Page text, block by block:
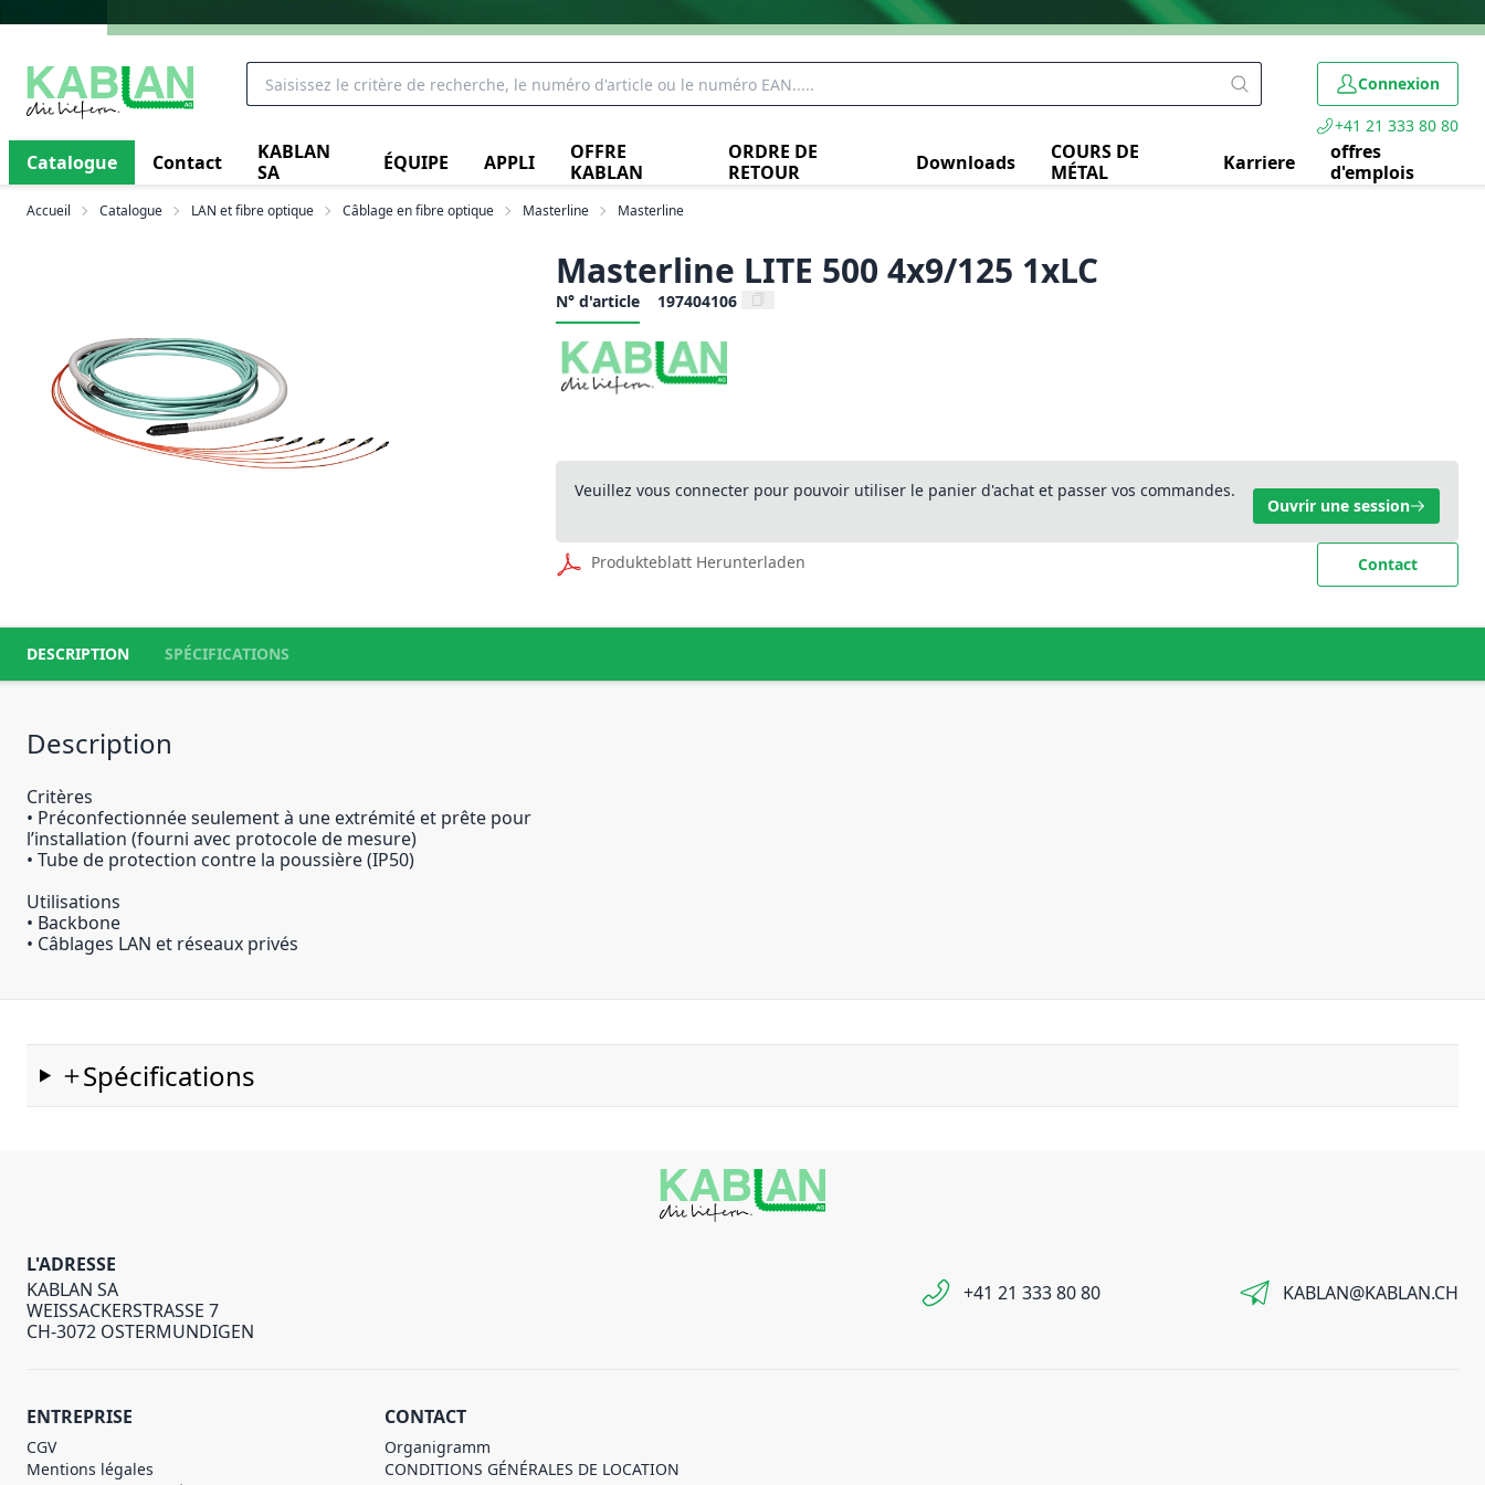
Connexion
+41 21 333 80 80
Catalogue Contact
KABLAN
SA
ÉQUIPE APPLI
OFFRE
KABLAN
ORDRE DE
RETOUR
Downloads
COURS DE
MÉTAL
Karriere
offres
d'emplois
Accueil Catalogue LAN et fibre optique Câblage en fibre optique Masterline Masterline
Masterline LITE 500 4x9/125 1xLC
N° d'article 197404106
Veuillez vous connecter pour pouvoir utiliser le panier d'achat et passer vos commandes.
Ouvrir une session
Produkteblatt Herunterladen Contact
DESCRIPTION SPÉCIFICATIONS
Description
Critères
• Préconfectionnée seulement à une extrémité et prête pour
l’installation (fourni avec protocole de mesure)
• Tube de protection contre la poussière (IP50)
Utilisations
• Backbone
• Câblages LAN et réseaux privés
Spécifications
L'ADRESSE
KABLAN SA
WEISSACKERSTRASSE 7
CH-3072 OSTERMUNDIGEN
+41 21 333 80 80 KABLAN@KABLAN.CH
ENTREPRISE
CGV
Mentions légales
CONTACT
Organigramm
CONDITIONS GÉNÉRALES DE LOCATION